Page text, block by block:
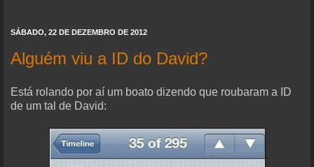
SÁBADO, 22 DE DEZEMBRO DE 2012
Alguém viu a ID do David?
Está rolando por aí um boato dizendo que roubaram a ID
de um tal de David: